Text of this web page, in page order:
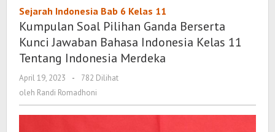
Pilihan
Ganda
Berserta
Jawaban
Kelas
Sejarah Indonesia Bab 6 Kelas 11
Kumpulan Soal Pilihan Ganda Berserta
Kunci Jawaban Bahasa Indonesia Kelas 11
Tentang Indonesia Merdeka
April 19, 2023
oleh
Randi
-
782 Dilihat
oleh Randi Romadhoni